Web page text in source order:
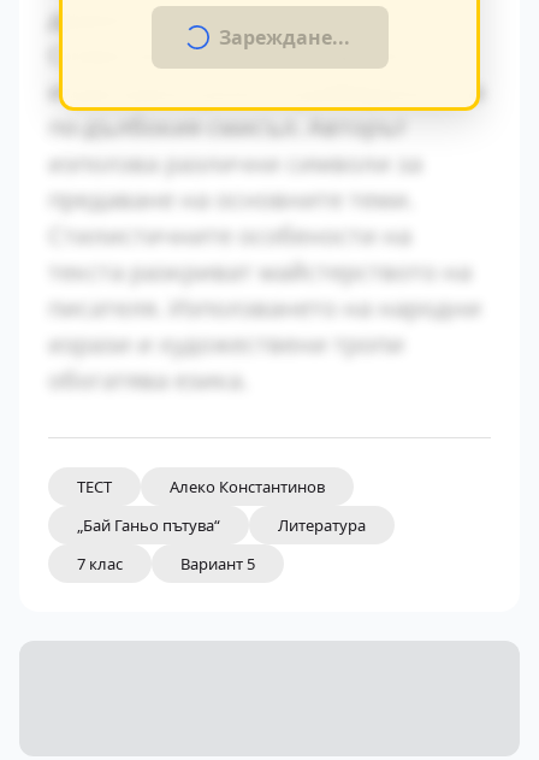
драматично напрежение.
Символиката в произведението
играе важна роля за разбирането на
използва различни символи за
предаване на основните теми.
Стилистичните особености на
текста разкриват майстерството на
писателя. Използването на народни
изрази и художествени тропи
обогатява езика.
Зареждане...
ТЕСТ
Алеко Константинов
„Бай Ганьо пътува“
Литература
7 клас
Вариант 5